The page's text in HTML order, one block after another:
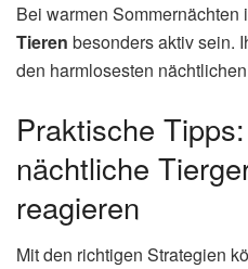
Bei warmen
Tieren besonders aktiv sein.
den harmlosesten
Praktische
nächtliche
reagieren
Mit den richtigen Strategien